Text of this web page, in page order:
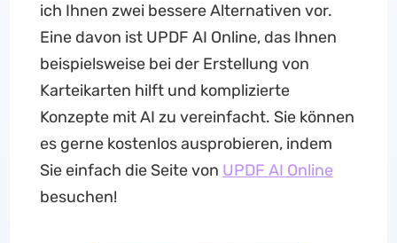
ich Ihnen zwei bessere Alternativen vor.
Eine davon ist UPDF AI Online, das Ihnen
beispielsweise bei der Erstellung von
Karteikarten hilft und komplizierte
Konzepte mit AI zu vereinfacht. Sie können
es gerne kostenlos ausprobieren, indem
Sie einfach die Seite von UPDF AI Online
besuchen!